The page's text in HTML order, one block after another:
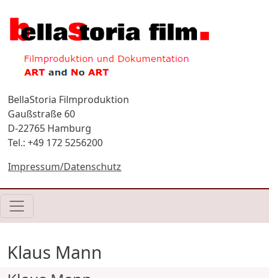
BellaStoria Filmproduktion
Gaußstraße 60
D-22765 Hamburg
Tel.: +49 172 5256200
Impressum/Datenschutz
Klaus Mann